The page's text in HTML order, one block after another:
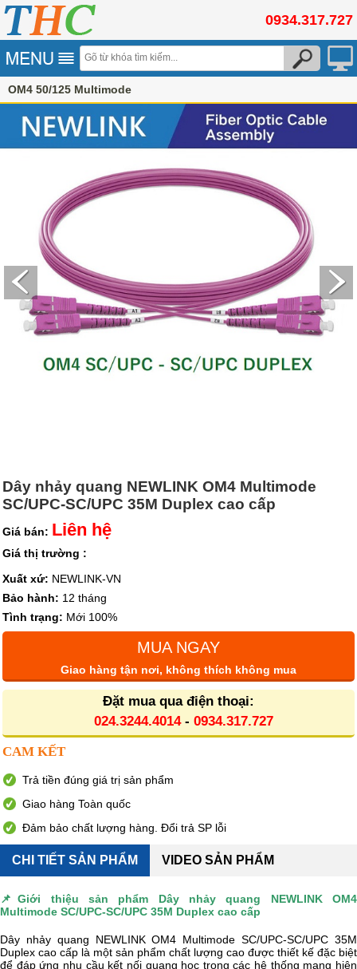
0934.317.727
OM4 50/125 Multimode
Dây nhảy quang NEWLINK OM4 Multimode
SC/UPC-SC/UPC 35M Duplex cao cấp
Giá bán: Liên hệ
Giá thị trường :
Xuất xứ: NEWLINK-VN
Bảo hành: 12 tháng
Tình trạng: Mới 100%
MUA NGAY
Giao hàng tận nơi, không thích không mua
Đặt mua qua điện thoại:
024.3244.4014- 0934.317.727
CAM KẾT
Trả tiền đúng giá trị sản phẩm
Giao hàng Toàn quốc
Đảm bảo chất lượng hàng. Đổi trả SP lỗi
CHI TIẾT SẢN PHẨM VIDEO SẢN PHẨM
📌Giới thiệu sản phẩm Dây nhảy quang NEWLINK OM4
Multimode SC/UPC-SC/UPC 35M Duplex cao cấp
Dây nhảy quang NEWLINK OM4 Multimode SC/UPC-SC/UPC 35M
Duplex cao cấp là một sản phẩm chất lượng cao được thiết kế đặc biệt
để đáp ứng nhu cầu kết nối quang học trong các hệ thống mạng hiện